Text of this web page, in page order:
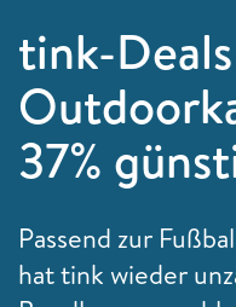
tink-
37%
Passend zur
hat tink wieder